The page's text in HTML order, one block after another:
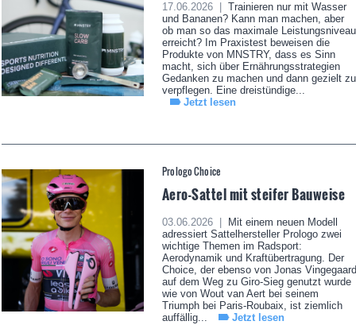
17.06.2026 |
Trainieren nur mit Wasser
und Bananen? Kann man machen, aber
ob man so das maximale Leistungsniveau
erreicht? Im Praxistest beweisen die
Produkte von MNSTRY, dass es Sinn
macht, sich über Ernährungsstrategien
Gedanken zu machen und dann gezielt zu
verpflegen. Eine dreistündige...
Jetzt lesen
Prologo Choice
Aero-Sattel mit steifer Bauweise
03.06.2026 |
Mit einem neuen Modell
adressiert Sattelhersteller Prologo zwei
wichtige Themen im Radsport:
Aerodynamik und Kraftübertragung. Der
Choice, der ebenso von Jonas Vingegaard
auf dem Weg zu Giro-Sieg genutzt wurde
wie von Wout van Aert bei seinem
Triumph bei Paris-Roubaix, ist ziemlich
auffällig...
Jetzt lesen